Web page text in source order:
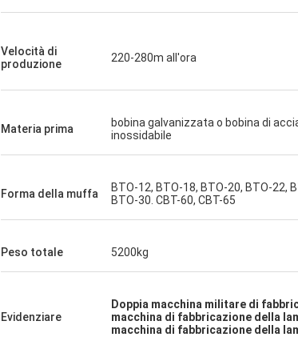
Velocità di
produzione
220-280m all'ora
Materia prima
bobina galvanizzata o bobina di
inossidabile
Forma della muffa
BTO-12, BTO-18, BTO-20, BTO-22,
BTO-30. CBT-60, CBT-65
Peso totale 5200kg
Evidenziare
Doppia macchina militare di
macchina di fabbricazione della
macchina di fabbricazione della